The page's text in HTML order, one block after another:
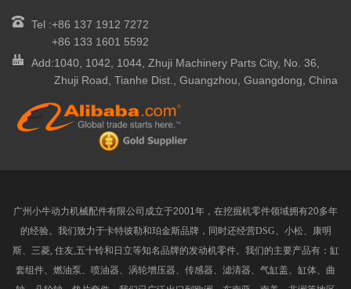
Tel :+86 137 1912 7272
+86 133 1601 5592
Add:1040, 1042, 1044, Zhuji Machinery Parts City, No. 36,
Zhuji Road, Tianhe Dist., Guangzhou, Guangdong, China
广州小牛动力机械配件有限公司 成立于2001 年，在挖掘机零件领域拥有20多年
的经验。 我们致力于卡特彼勒和珀金斯品牌，同时还经营DSG、小松、康明
斯、三菱, 住友,五十铃和日立等知名品牌的发动机零件。我们的主要产品有：缸
套组件、燃油泵、喷油器、涡轮增压器、传感器、滤清器、气缸盖、缸体、曲